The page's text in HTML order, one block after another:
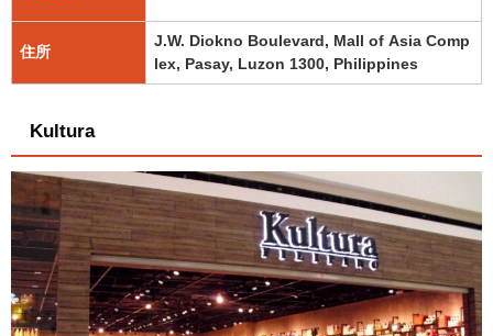
住所
J.W. Diokno Boulevard, Mall of Asia Comp
lex, Pasay, Luzon 1300, Philippines
Kultura